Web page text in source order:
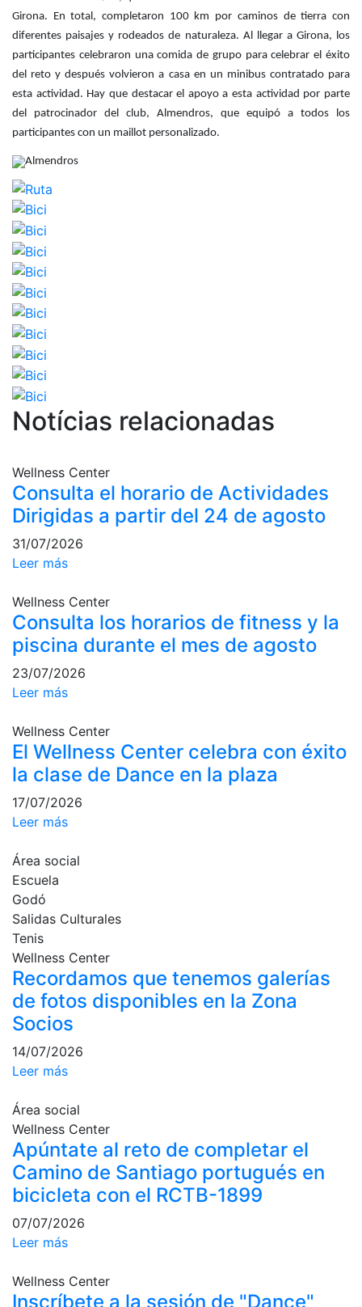
Instalaciones
Preguntas
Frecuentes
(FAQs)
Trabaja con
nosotros
Área deportiva
Tenis
Escuela de
Next Gen
Palmarés
equipos
Leyendas
Jugadores
profesionales
Competiciones
Campeonato
Cuadros de
Juego
Cuadro de
Honor
Histórico del
Campeonato
Fotos
Normativa
Pádel
Campeonato
Social de Pádel
juego
Cuadro
Campeonato
Otros deportes
Área social
Socials
culturales
Conferencias
e
Inspirational
Talks
Actividades
Sociales
mesa
Girona. En total, completaron 100 km por caminos de tierra con
diferentes paisajes y rodeados de naturaleza. Al llegar a Girona, los
participantes celebraron una comida de grupo para celebrar el éxito
del reto y después volvieron a casa en un minibus contratado para
esta actividad. Hay que destacar el apoyo a esta actividad por parte
del patrocinador del club, Almendros, que equipó a todos los
participantes con un maillot personalizado.
Notícias relacionadas
Wellness Center
Consulta el horario de Actividades
Dirigidas a partir del 24 de agosto
31/07/2026
Leer más
Wellness Center
Consulta los horarios de fitness y la
piscina durante el mes de agosto
23/07/2026
Leer más
Wellness Center
El Wellness Center celebra con éxito
la clase de Dance en la plaza
17/07/2026
Leer más
Área social
Escuela
Godó
Salidas Culturales
Tenis
Wellness Center
Recordamos que tenemos galerías
de fotos disponibles en la Zona
Socios
14/07/2026
Leer más
Área social
Wellness Center
Apúntate al reto de completar el
Camino de Santiago portugués en
bicicleta con el RCTB-1899
07/07/2026
Leer más
Wellness Center
Inscríbete a la sesión de "Dance"